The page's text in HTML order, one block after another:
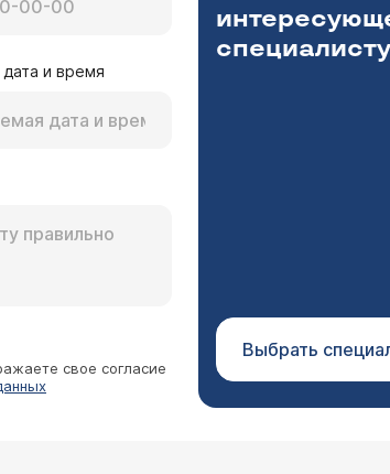
и время
свое согласие
специалисту
Выбрать